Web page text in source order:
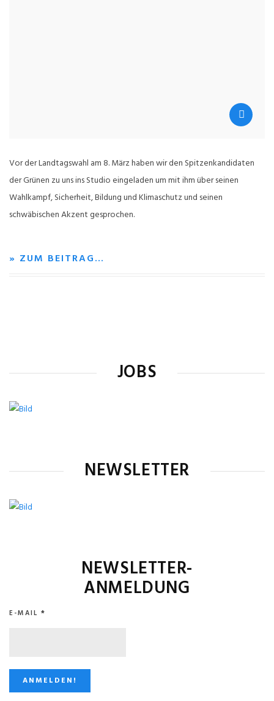
Vor der Landtagswahl am 8. März haben wir den Spitzenkandidaten
der Grünen zu uns ins Studio eingeladen um mit ihm über seinen
Wahlkampf, Sicherheit, Bildung und Klimaschutz und seinen
schwäbischen Akzent gesprochen.
» ZUM BEITRAG…
JOBS
NEWSLETTER
NEWSLETTER-
ANMELDUNG
E-MAIL *